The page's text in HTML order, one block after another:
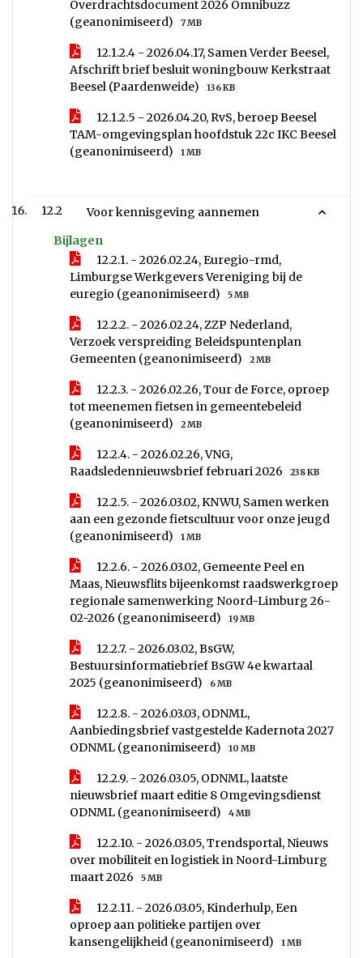
Overdrachtsdocument 2026 Omnibuzz
(geanonimiseerd)
7 MB
12.1.2.4 - 2026.04.17, Samen Verder Beesel,
Afschrift brief besluit woningbouw Kerkstraat
Beesel (Paardenweide)
136 KB
12.1.2.5 - 2026.04.20, RvS, beroep Beesel
TAM-omgevingsplan hoofdstuk 22c IKC Beesel
(geanonimiseerd)
1 MB
12.2
Voor kennisgeving aannemen
Bijlagen
12.2.1. - 2026.02.24, Euregio-rmd,
Limburgse Werkgevers Vereniging bij de
euregio (geanonimiseerd)
5 MB
12.2.2. - 2026.02.24, ZZP Nederland,
Verzoek verspreiding Beleidspuntenplan
Gemeenten (geanonimiseerd)
2 MB
12.2.3. - 2026.02.26, Tour de Force, oproep
tot meenemen fietsen in gemeentebeleid
(geanonimiseerd)
2 MB
12.2.4. - 2026.02.26, VNG,
Raadsledennieuwsbrief februari 2026
238 KB
12.2.5. - 2026.03.02, KNWU, Samen werken
aan een gezonde fietscultuur voor onze jeugd
(geanonimiseerd)
1 MB
12.2.6. - 2026.03.02, Gemeente Peel en
Maas, Nieuwsflits bijeenkomst raadswerkgroep
regionale samenwerking Noord-Limburg 26-
02-2026 (geanonimiseerd)
19 MB
12.2.7. - 2026.03.02, BsGW,
Bestuursinformatiebrief BsGW 4e kwartaal
2025 (geanonimiseerd)
6 MB
12.2.8. - 2026.03.03, ODNML,
Aanbiedingsbrief vastgestelde Kadernota 2027
ODNML (geanonimiseerd)
10 MB
12.2.9. - 2026.03.05, ODNML, laatste
nieuwsbrief maart editie 8 Omgevingsdienst
ODNML (geanonimiseerd)
4 MB
12.2.10. - 2026.03.05, Trendsportal, Nieuws
over mobiliteit en logistiek in Noord-Limburg
maart 2026
5 MB
12.2.11. - 2026.03.05, Kinderhulp, Een
oproep aan politieke partijen over
kansengelijkheid (geanonimiseerd)
1 MB